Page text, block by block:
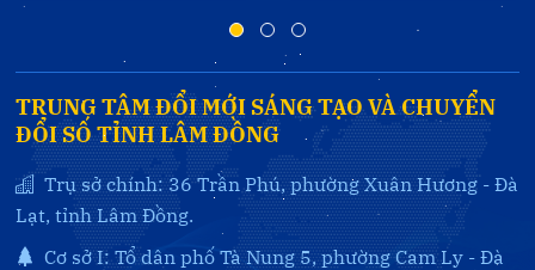
TRUNG TÂM ĐỔI MỚI SÁNG TẠO VÀ CHUYỂN
ĐỔI SỐ TỈNH LÂM ĐỒNG
Trụ sở chính: 36 Trần Phú, phường Xuân Hương - Đà
Lạt, tỉnh Lâm Đồng.
Cơ sở I: Tổ dân phố Tà Nung 5, phường Cam Ly - Đà